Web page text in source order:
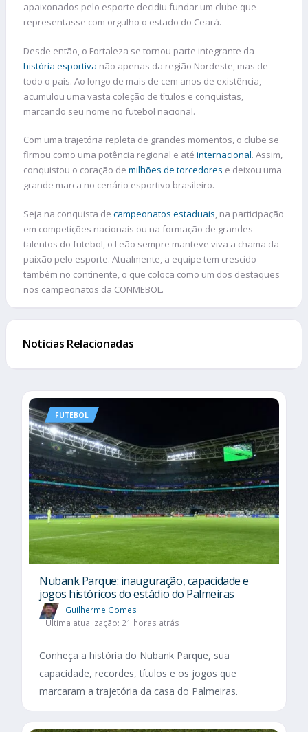
apaixonados pelo esporte decidiu fundar um clube que
representasse com orgulho o estado do Ceará.
Desde então, o Fortaleza se tornou parte integrante da
história esportiva não apenas da região Nordeste, mas de
todo o país. Ao longo de mais de cem anos de existência,
acumulou uma vasta coleção de títulos e conquistas,
marcando seu nome no futebol nacional.
Com uma trajetória repleta de grandes momentos, o clube se
firmou como uma potência regional e até internacional. Assim,
conquistou o coração de milhões de torcedores e deixou uma
grande marca no cenário esportivo brasileiro.
Seja na conquista de campeonatos estaduais, na participação
em competições nacionais ou na formação de grandes
talentos do futebol, o Leão sempre manteve viva a chama da
paixão pelo esporte. Atualmente, a equipe tem crescido
também no continente, o que coloca como um dos destaques
nos campeonatos da CONMEBOL.
Notícias Relacionadas
FUTEBOL
Nubank Parque: inauguração, capacidade e
jogos históricos do estádio do Palmeiras
Guilherme Gomes
Última atualização: 21 horas atrás
Conheça a história do Nubank Parque, sua
capacidade, recordes, títulos e os jogos que
marcaram a trajetória da casa do Palmeiras.